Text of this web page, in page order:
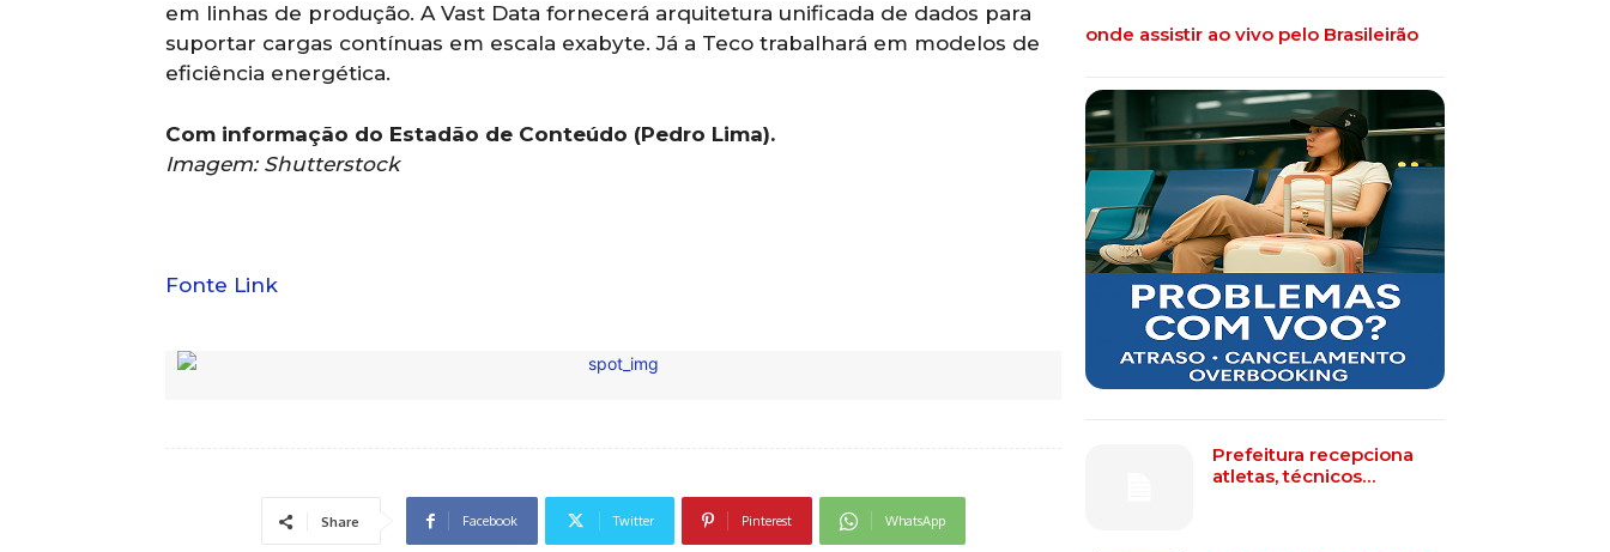
em linhas de produção. A Vast Data fornecerá arquitetura unificada de dados para
suportar cargas contínuas em escala exabyte. Já a Teco trabalhará em modelos de
eficiência energética.
Com informação do Estadão de Conteúdo (Pedro Lima).
Imagem: Shutterstock
Fonte Link
Share Facebook Twitter Pinterest WhatsApp
onde assistir ao vivo pelo Brasileirão
Prefeitura recepciona
atletas, técnicos…